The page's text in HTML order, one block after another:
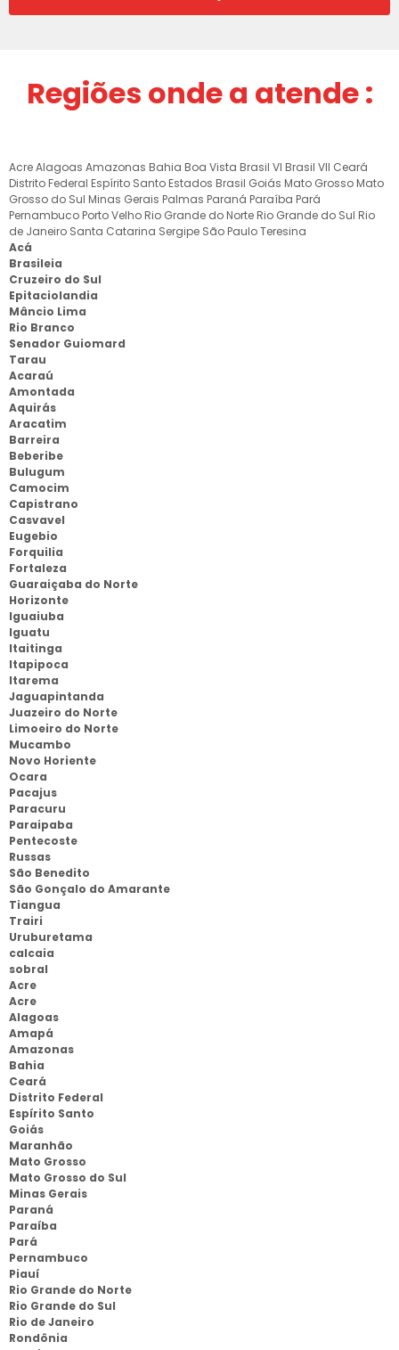
Regiões onde a atende :
AcreAlagoas Amazonas Bahia Boa Vista Brasil VI Brasil VII Ceará
Distrito Federal Espírito Santo Estados Brasil Goiás Mato Grosso Mato
Grosso do Sul Minas Gerais Palmas Paraná Paraíba Pará
Pernambuco Porto Velho Rio Grande do Norte Rio Grande do Sul Rio
de Janeiro Santa Catarina Sergipe São PauloTeresina
Acá
Brasileia
Cruzeiro do Sul
Epitaciolandia
Mâncio Lima
Rio Branco
Senador Guiomard
Tarau
Acaraú
Amontada
Aquirás
Aracatim
Barreira
Beberibe
Bulugum
Camocim
Capistrano
Casvavel
Eugebio
Forquilia
Fortaleza
Guaraiçaba do Norte
Horizonte
Iguaiuba
Iguatu
Itaitinga
Itapipoca
Itarema
Jaguapintanda
Juazeiro do Norte
Limoeiro do Norte
Mucambo
Novo Horiente
Ocara
Pacajus
Paracuru
Paraipaba
Pentecoste
Russas
São Benedito
São Gonçalo do Amarante
Tiangua
Trairi
Uruburetama
calcaia
sobral
Acre
Acre
Alagoas
Amapá
Amazonas
Bahia
Ceará
Distrito Federal
Espírito Santo
Goiás
Maranhão
Mato Grosso
Mato Grosso do Sul
Minas Gerais
Paraná
Paraíba
Pará
Pernambuco
Piauí
Rio Grande do Norte
Rio Grande do Sul
Rio de Janeiro
Rondônia